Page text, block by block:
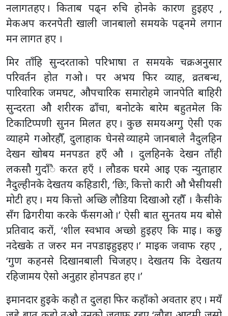
नलागतहए । किताब पढ्न रुचि होनके कारण हुइहए ,
मेकअप करनपेती खाली जानबालो समयके पढ्नमे लगान
मन लागत हए ।
मिर ताँहि सुन्दरताको परिभाषा त समयके चक्रअनुसार
परिवर्तन होत गओ । पर अभय फिर व्याह, व्रतबन्ध,
पारिवारिक जमघट, औपचारिक समारोहमे जानपेति बाहिरी
सुन्दरता औ शरीरक ढाँचा, बनोटके बारेम बहुतमेल कि
टिकाटिप्पणी सुनन मिलत हए । कुछ समयअग्गु ऐसी एक
व्याहमे गओरहौँ, दुलाहाक घेनसे व्याहमे जानबाले नैदुलहिन
देखन खोबय मनपडत हएँ औ । दुलहिनके देखन ताँही
लकसौ गुदाँै करत हएँ । लौडक घरमे आइ एक न्युताहार
नैदुल्हीनके देखतय कहिडारी, ‘छिः, कित्तो कारी औ भैसीयसी
मोटी हए । मय कित्तो अच्छि लौडिया दिखाओ रहौँ । कैसीके
सँग ढिगरीया करके फँसगओ ।’ ऐसी बात सुनतय मय बोसे
प्रतिवाद करों, ‘शील स्वभाव अच्छो हुइहए कि माइ । कछु
नदेखके त जरुर मन नपडाइहुइहए ।’ माइक जवाफ रहए ,
‘गुण कहनसे दिखानबाली चिजहए । देखतय कि देखतय
रहिजामय ऐसो अनुहार होनपडत हए ।’
इमानदार हुइके कहौ त दुलहा फिर कहाँको अवतार हए । मयँ